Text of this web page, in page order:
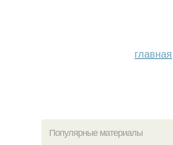
главная
Популярные материалы